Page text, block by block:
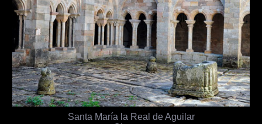
Santa María la Real de Aguilar